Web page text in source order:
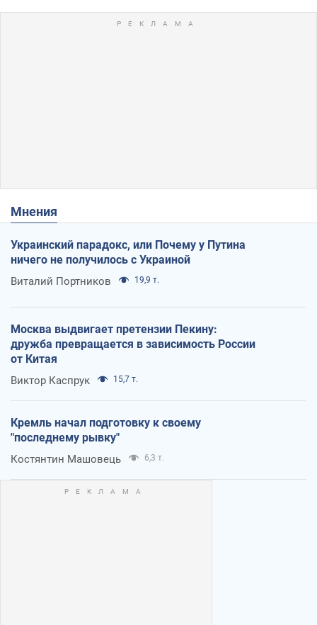
Мнения
Украинский парадокс, или Почему у Путина
ничего не получилось с Украиной
Виталий Портников 19,9 т.
Москва выдвигает претензии Пекину:
дружба превращается в зависимость России
от Китая
Виктор Каспрук 15,7 т.
Кремль начал подготовку к своему
"последнему рывку"
Костянтин Машовець 6,3 т.